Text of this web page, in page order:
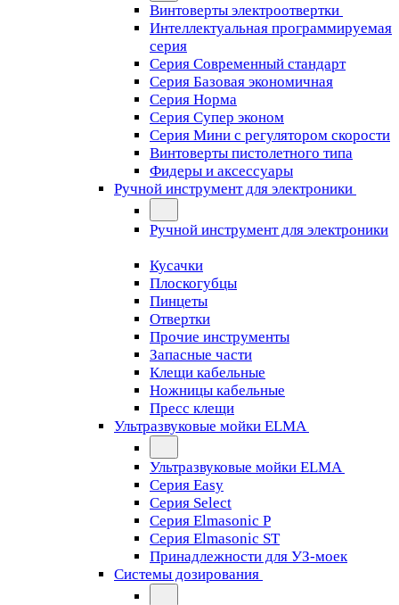
Винтоверты электроотвертки
Интеллектуальная программируемая
серия
Серия Современный стандарт
Серия Базовая экономичная
Серия Норма
Серия Cупер эконом
Серия Мини с регулятором скорости
Винтоверты пистолетного типа
Фидеры и аксессуары
Ручной инструмент для электроники
Ручной инструмент для электроники
Кусачки
Плоскогубцы
Пинцеты
Отвертки
Прочие инструменты
Запасные части
Клещи кабельные
Ножницы кабельные
Пресс клещи
Ультразвуковые мойки ELMA
Ультразвуковые мойки ELMA
Серия Easy
Серия Select
Серия Elmasonic P
Серия Elmasonic ST
Принадлежности для УЗ-моек
Системы дозирования